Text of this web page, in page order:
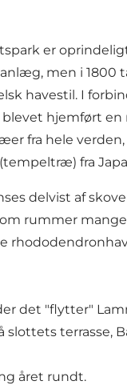
er
men i 1800
havestil. I
blevet hjemført
fra hele verden,
fra
delvist af
rummer
det "flytter"
slottets terrasse,
året rundt.